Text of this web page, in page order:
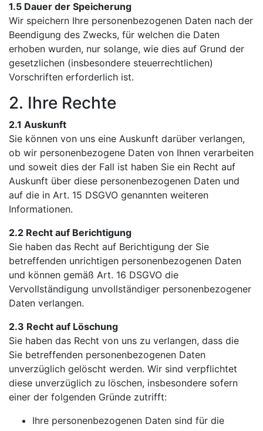
1.5 Dauer der Speicherung
Wir speichern Ihre personenbezogenen Daten nach der
Beendigung des Zwecks, für welchen die Daten
erhoben wurden, nur solange, wie dies auf Grund der
gesetzlichen (insbesondere steuerrechtlichen)
Vorschriften erforderlich ist.
2. Ihre Rechte
2.1 Auskunft
Sie können von uns eine Auskunft darüber verlangen,
ob wir personenbezogene Daten von Ihnen verarbeiten
und soweit dies der Fall ist haben Sie ein Recht auf
Auskunft über diese personenbezogenen Daten und
auf die in Art. 15 DSGVO genannten weiteren
Informationen.
2.2 Recht auf Berichtigung
Sie haben das Recht auf Berichtigung der Sie
betreffenden unrichtigen personenbezogenen Daten
und können gemäß Art. 16 DSGVO die
Vervollständigung unvollständiger personenbezogener
Daten verlangen.
2.3 Recht auf Löschung
Sie haben das Recht von uns zu verlangen, dass die
Sie betreffenden personenbezogenen Daten
unverzüglich gelöscht werden. Wir sind verpflichtet
diese unverzüglich zu löschen, insbesondere sofern
einer der folgenden Gründe zutrifft:
Ihre personenbezogenen Daten sind für die